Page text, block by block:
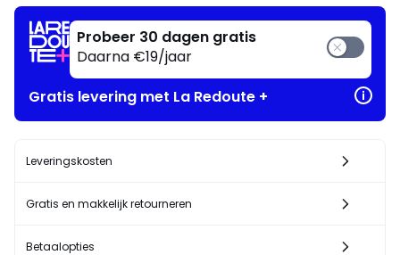
!
Probeer 30 dagen gratis
Daarna €19/jaar
Gratis levering met La Redoute +
Leveringskosten
Gratis en makkelijk retourneren
Betaalopties